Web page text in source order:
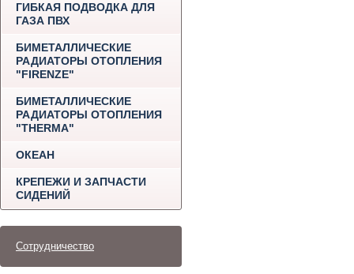
ГИБКАЯ ПОДВОДКА ДЛЯ
ГАЗА ПВХ
БИМЕТАЛЛИЧЕСКИЕ
РАДИАТОРЫ ОТОПЛЕНИЯ
"FIRENZE"
БИМЕТАЛЛИЧЕСКИЕ
РАДИАТОРЫ ОТОПЛЕНИЯ
"THERMA"
ОКЕАН
КРЕПЕЖИ И ЗАПЧАСТИ
СИДЕНИЙ
Сотрудничество